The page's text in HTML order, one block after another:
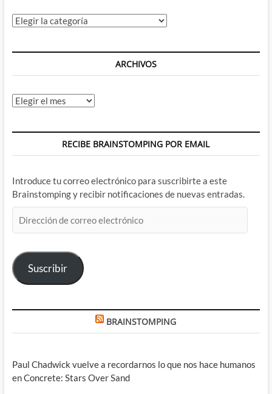
Categorías
ARCHIVOS
Archivos
RECIBE BRAINSTOMPING POR EMAIL
Introduce tu correo electrónico para suscribirte a este
Brainstomping y recibir notificaciones de nuevas entradas.
de
electrónico
Suscribir
BRAINSTOMPING
Paul Chadwick vuelve a recordarnos lo que nos hace humanos
en Concrete: Stars Over Sand